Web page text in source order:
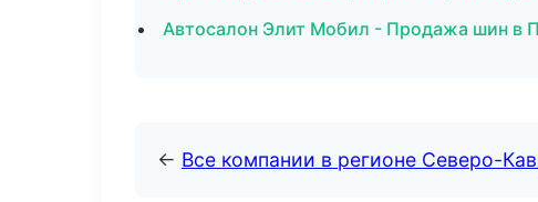
Автосалон Элит Мобил - Продажа шин в
← Все компании в регионе Северо-